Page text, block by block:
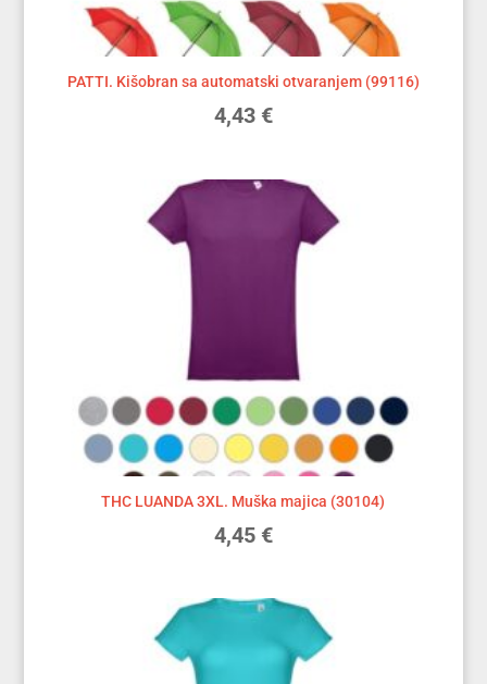
PATTI. Kišobran sa automatski otvaranjem (99116)
4,43 €
THC LUANDA 3XL. Muška majica (30104)
4,45 €